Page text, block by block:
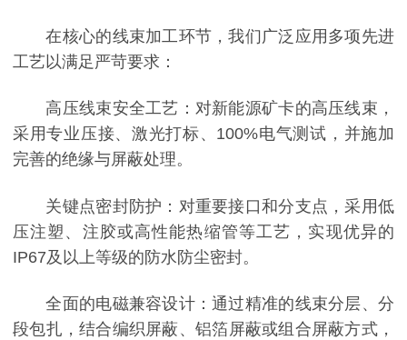
在核心的线束加工环节，我们广泛应用多项先进
工艺以满足严苛要求：
高压线束安全工艺：对新能源矿卡的高压线束，
采用专业压接、激光打标、100%电气测试，并施加
完善的绝缘与屏蔽处理。
关键点密封防护：对重要接口和分支点，采用低
压注塑、注胶或高性能热缩管等工艺，实现优异的
IP67及以上等级的防水防尘密封。
全面的电磁兼容设计：通过精准的线束分层、分
段包扎，结合编织屏蔽、铝箔屏蔽或组合屏蔽方式，